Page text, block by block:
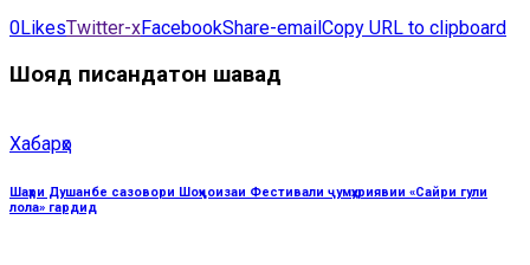
0LikesTwitter-xFacebookShare-email Copy URL to clipboard
Шояд писандатон шавад
Хабарҳо
Шаҳри Душанбе сазовори Шоҳҷоизаи Фестивали ҷумҳуриявии «Сайри гули
лола» гардид